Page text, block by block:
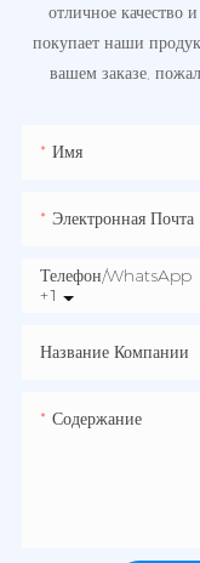
отличное качество
покупает наши
вашем заказе,
Имя
Электронная Почта
+1
Телефон/WhatsApp
Название Компании
Содержание